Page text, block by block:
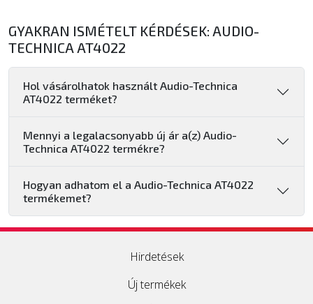
GYAKRAN ISMÉTELT KÉRDÉSEK: AUDIO-
TECHNICA AT4022
Hol vásárolhatok használt Audio-Technica
AT4022 terméket?
Mennyi a legalacsonyabb új ár a(z) Audio-
Technica AT4022 termékre?
Hogyan adhatom el a Audio-Technica AT4022
termékemet?
Hirdetések
Új termékek